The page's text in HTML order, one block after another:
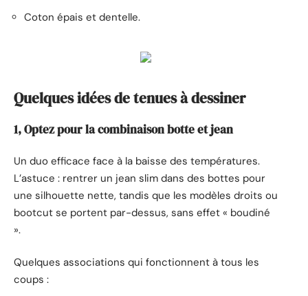
Coton épais et dentelle.
Quelques idées de tenues à dessiner
1, Optez pour la combinaison botte et jean
Un duo efficace face à la baisse des températures.
L’astuce : rentrer un jean slim dans des bottes pour
une silhouette nette, tandis que les modèles droits ou
bootcut se portent par-dessus, sans effet « boudiné
».
Quelques associations qui fonctionnent à tous les
coups :